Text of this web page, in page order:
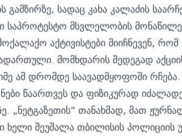
სადაც კახა კალაძის
საპროტესტო მსვლელობის
აქტივისტები მიიჩნევენ,
მომხდარის შედეგად
ამ დრომდე საავადმყოფოში
წაართვეს და ფიზიკურად
„ნეტგაზეთის“ თანახმად, მათ
ხელი შეუშალა თბილისის პოლიციის